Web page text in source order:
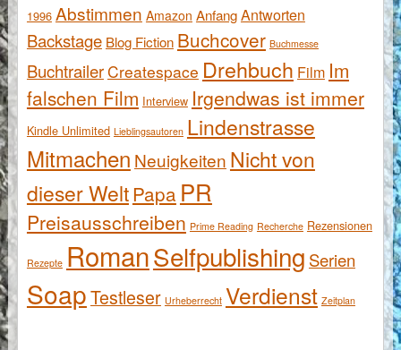
1996 Abstimmen Amazon AnfangAntworten
Backstage Blog Fiction Buchcover Buchmesse
BuchtrailerCreatespace Drehbuch Film Im
falschen Film Interview Irgendwas ist immer
Kindle Unlimited Lieblingsautoren Lindenstrasse
Mitmachen Neuigkeiten Nicht von
dieser WeltPapa PR
Preisausschreiben Prime Reading Recherche Rezensionen
Rezepte RomanSelfpublishing Serien
SoapTestleser Urheberrecht Verdienst Zeitplan